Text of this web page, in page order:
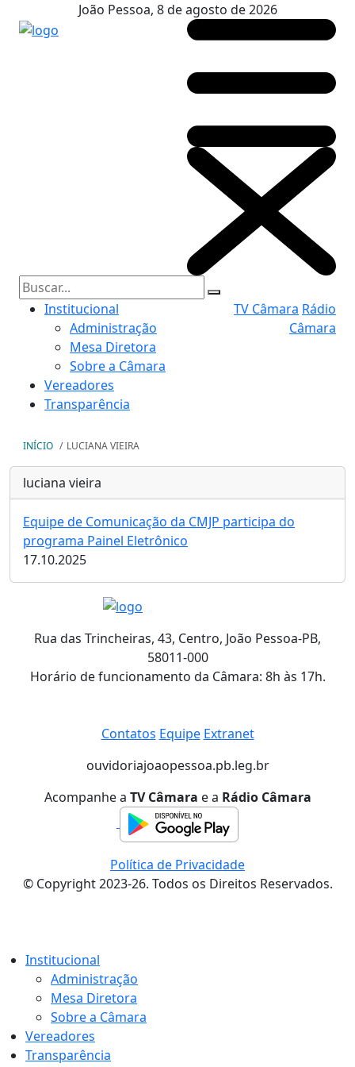
João Pessoa, 8 de agosto de 2026
Institucional
Administração
Mesa Diretora
Sobre a Câmara
Vereadores
Transparência
TV Câmara Rádio
Câmara
INÍCIO / LUCIANA VIEIRA
luciana vieira
Equipe de Comunicação da CMJP participa do
programa Painel Eletrônico
17.10.2025
Rua das Trincheiras, 43, Centro, João Pessoa-PB,
58011-000
Horário de funcionamento da Câmara: 8h às 17h.
Contatos Equipe Extranet
ouvidoriajoaopessoa.pb.leg.br
Acompanhe a TV Câmara e a Rádio Câmara
© Copyright 2023-26. Todos os Direitos Reservados.
Política de Privacidade
Institucional
Administração
Mesa Diretora
Sobre a Câmara
Vereadores
Transparência